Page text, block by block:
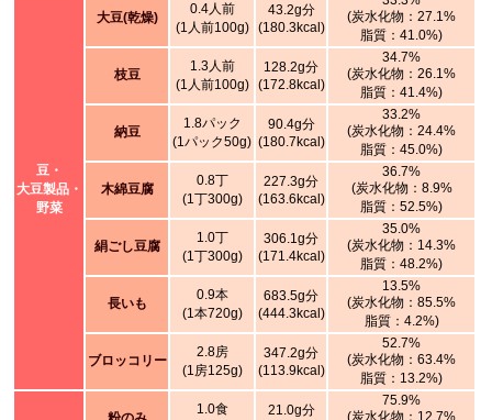
豆・
大豆製品・
野菜
大豆(乾燥)
0.4人前
(1人前100g)
43.2g分
(180.3kcal)
(炭水化物：27.1%
脂質：41.0%)
枝豆
1.3人前
(1人前100g)
128.2g分
(172.8kcal)
34.7%
(炭水化物：26.1%
脂質：41.4%)
納豆
1.8パック
(1パック50g)
90.4g分
(180.7kcal)
33.2%
(炭水化物：24.4%
脂質：45.0%)
木綿豆腐
0.8丁
(1丁300g)
227.3g分
(163.6kcal)
36.7%
(炭水化物：8.9%
脂質：52.5%)
絹ごし豆腐
1.0丁
(1丁300g)
306.1g分
(171.4kcal)
35.0%
(炭水化物：14.3%
脂質：48.2%)
長いも
0.9本
(1本720g)
683.5g分
(444.3kcal)
13.5%
(炭水化物：85.5%
脂質：4.2%)
ブロッコリー
2.8房
(1房125g)
347.2g分
(113.9kcal)
52.7%
(炭水化物：63.4%
脂質：13.2%)
1.0食
21.0g分
75.9%